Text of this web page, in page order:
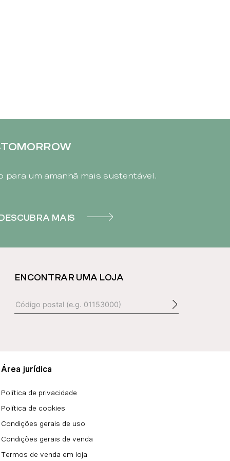
para um amanhã mais sustentável.
MAIS
ENCONTRAR UMA LOJA
Área jurídica
Política de privacidade
Política de cookies
Condições gerais de uso
Condições gerais de venda
Termos de venda em loja